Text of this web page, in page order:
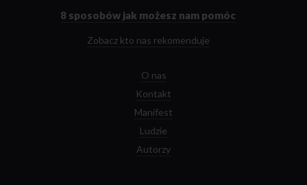
8 sposobów jak możesz nam pomóc
Zobacz kto nas rekomenduje
O nas
Kontakt
Manifest
Ludzie
Autorzy